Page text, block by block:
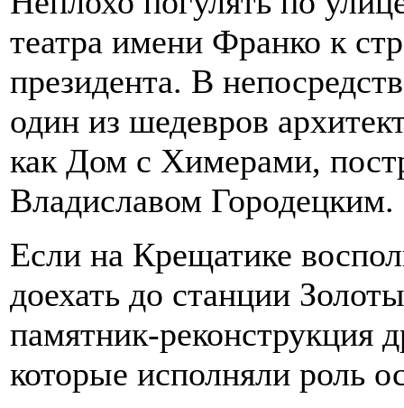
театра имени Франко к
президента. В
один из шедевров
как Дом с Химерами,
Владиславом Городецким.
Если на Крещатике
доехать до станции
памятник-реконструкция
которые исполняли роль